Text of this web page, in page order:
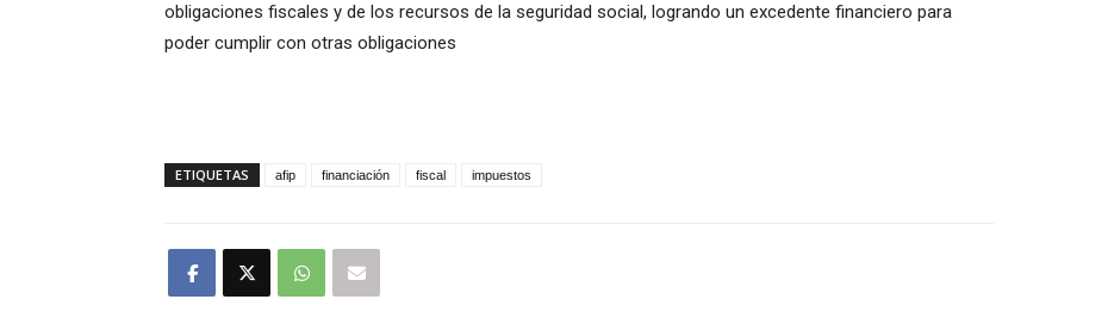
obligaciones fiscales y de los recursos de la seguridad social, logrando un excedente financiero para
poder cumplir con otras obligaciones
ETIQUETAS afip financiación fiscal impuestos